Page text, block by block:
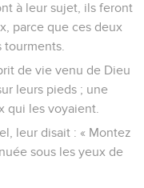
à leur sujet, ils feront
parce que ces deux
de vie venu de Dieu
leurs pieds ; une
qui les voyaient.
leur disait : « Montez
sous les yeux de